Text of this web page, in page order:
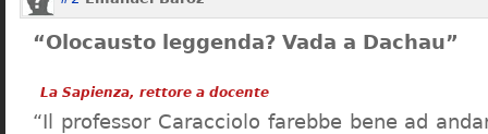
“Olocausto leggenda? Vada a Dachau”
La Sapienza, rettore a docente
“Il professor Caracciolo farebbe bene ad